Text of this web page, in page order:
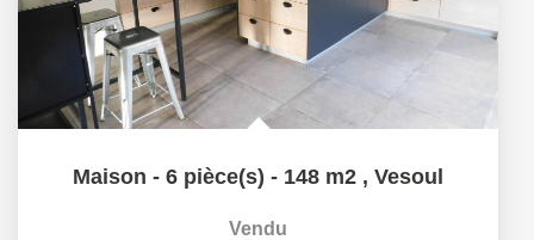
Maison - 6 pièce(s) - 148 m2 , Vesoul
Vendu